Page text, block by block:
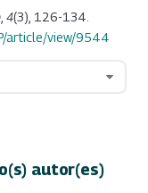
4(3), 126-134.
article/view/9544
autor(es)